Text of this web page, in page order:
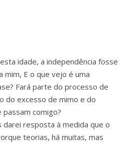
idade, a independência fosse
mim, E o que vejo é uma
Fará parte do processo de
do excesso de mimo e do
comigo?
darei resposta à medida que o
teorias, há muitas, mas